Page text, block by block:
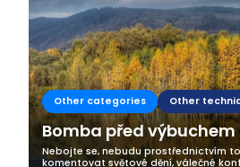
Other categories Other
Bomba před výbuchem
Nebojte se, nebudu prostřednictvím
komentovat světové dění, válečné